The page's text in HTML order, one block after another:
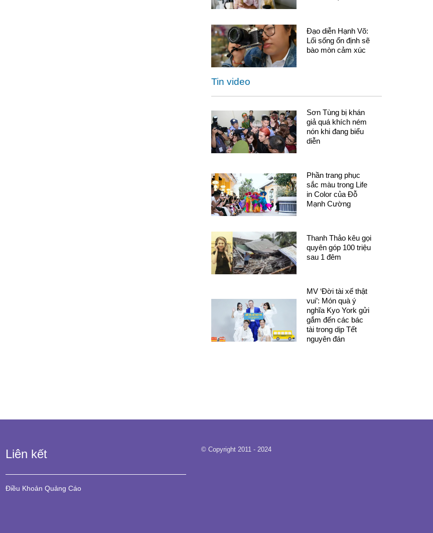
Đạo diễn Hạnh Võ:
Lối sống ổn định sẽ
bào mòn cảm xúc
Tin video
Sơn Tùng bị khán
giả quá khích ném
nón khi đang biểu
diễn
Phần trang phục
sắc màu trong Life
in Color của Đỗ
Mạnh Cường
Thanh Thảo kêu gọi
quyên góp 100 triệu
sau 1 đêm
MV ‘Đời tài xế thật
vui’: Món quà ý
nghĩa Kyo York gửi
gắm đến các bác
tài trong dịp Tết
nguyên đán
Liên kết
Điều Khoản Quảng Cáo
© Copyright 2011 - 2024